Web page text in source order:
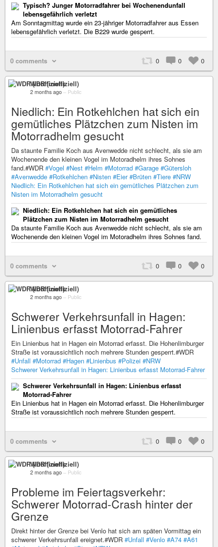
Typisch? Junger Motorradfahrer bei Wochenendunfall
lebensgefährlich verletzt
Am Sonntagmittag wurde ein 23-jähriger Motorradfahrer aus Essen
lebensgefährlich verletzt. Die B229 wurde gesperrt.
0 comments 0 0 0
WDR (inoffiziell)
2 months ago – Public
Niedlich: Ein Rotkehlchen hat sich ein
gemütliches Plätzchen zum Nisten im
Motorradhelm gesucht
Da staunte Familie Koch aus Avenwedde nicht schlecht, als sie am
Wochenende den kleinen Vogel im Motoradhelm ihres Sohnes
fand.#WDR #Vogel #Nest #Helm #Motorrad #Garage #Gütersloh
#Avenwedde #Rotkehlchen #Nisten #Eier #Brüten #Tiere #NRW
Niedlich: Ein Rotkehlchen hat sich ein gemütliches Plätzchen zum
Nisten im Motorradhelm gesucht
Niedlich: Ein Rotkehlchen hat sich ein gemütliches
Plätzchen zum Nisten im Motorradhelm gesucht
Da staunte Familie Koch aus Avenwedde nicht schlecht, als sie am
Wochenende den kleinen Vogel im Motoradhelm ihres Sohnes fand.
0 comments 0 0 0
WDR (inoffiziell)
2 months ago – Public
Schwerer Verkehrsunfall in Hagen:
Linienbus erfasst Motorrad-Fahrer
Ein Linienbus hat in Hagen ein Motorrad erfasst. Die Hohenlimburger
Straße ist voraussichtlich noch mehrere Stunden gesperrt.#WDR
#Unfall #Motorrad #Hagen #Linienbus #Polizei #NRW
Schwerer Verkehrsunfall in Hagen: Linienbus erfasst Motorrad-Fahrer
Schwerer Verkehrsunfall in Hagen: Linienbus erfasst
Motorrad-Fahrer
Ein Linienbus hat in Hagen ein Motorrad erfasst. Die Hohenlimburger
Straße ist voraussichtlich noch mehrere Stunden gesperrt.
0 comments 0 0 0
WDR (inoffiziell)
2 months ago – Public
Probleme im Feiertagsverkehr:
Schwerer Motorrad-Crash hinter der
Grenze
Direkt hinter der Grenze bei Venlo hat sich am späten Vormittag ein
schwerer Verkehrsunfall ereignet.#WDR #Unfall #Venlo #A74 #A61